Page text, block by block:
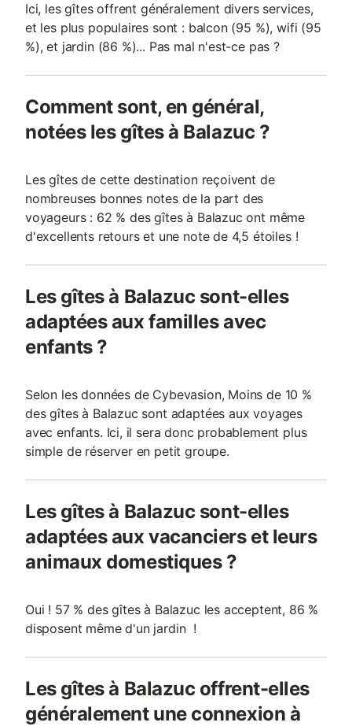
Ici, les gîtes offrent généralement divers services,
et les plus populaires sont : balcon (95 %), wifi (95
%), et jardin (86 %)... Pas mal n'est-ce pas ?
Comment sont, en général,
notées les gîtes à Balazuc ?
Les gîtes de cette destination reçoivent de
nombreuses bonnes notes de la part des
voyageurs : 62 % des gîtes à Balazuc ont même
d'excellents retours et une note de 4,5 étoiles !
Les gîtes à Balazuc sont-elles
adaptées aux familles avec
enfants ?
Selon les données de Cybevasion, Moins de 10 %
des gîtes à Balazuc sont adaptées aux voyages
avec enfants. Ici, il sera donc probablement plus
simple de réserver en petit groupe.
Les gîtes à Balazuc sont-elles
adaptées aux vacanciers et leurs
animaux domestiques ?
Oui ! 57 % des gîtes à Balazuc les acceptent, 86 %
disposent même d'un jardin !
Les gîtes à Balazuc offrent-elles
généralement une connexion à